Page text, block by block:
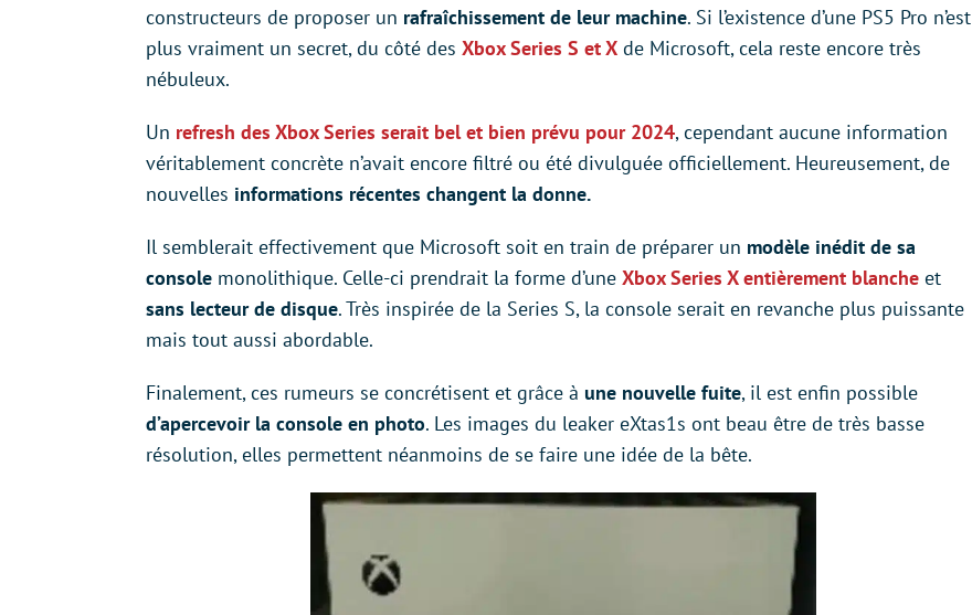
constructeurs de proposer un rafraîchissement de leur machine. Si l’existence d’une PS5 Pro n’est
plus vraiment un secret, du côté des Xbox Series S et X de Microsoft, cela reste encore très
nébuleux.
Un refresh des Xbox Series serait bel et bien prévu pour 2024, cependant aucune information
véritablement concrète n’avait encore filtré ou été divulguée officiellement. Heureusement, de
nouvelles informations récentes changent la donne.
Il semblerait effectivement que Microsoft soit en train de préparer un modèle inédit de sa
console monolithique. Celle-ci prendrait la forme d’une Xbox Series X entièrement blanche et
sans lecteur de disque. Très inspirée de la Series S, la console serait en revanche plus puissante
mais tout aussi abordable.
Finalement, ces rumeurs se concrétisent et grâce à une nouvelle fuite, il est enfin possible
d’apercevoir la console en photo. Les images du leaker eXtas1s ont beau être de très basse
résolution, elles permettent néanmoins de se faire une idée de la bête.